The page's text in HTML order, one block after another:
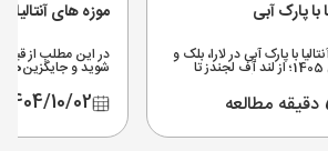
با پارک آبی
با پارک آبی در لارا، بلک و
کندو برای نوروز و تابستان 1405؛ از لند آف لجندز تا
و رزرو تور آنتالیا.
موزه های آنتالیا
در این مطلب از قیمت
شوید و
که تعطیل شده
1404/10/02